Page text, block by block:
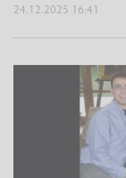
24.12.2025 16:41